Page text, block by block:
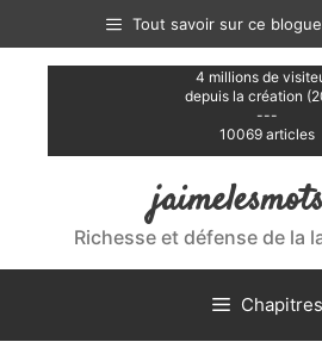
contenu
Tout savoir sur ce
4 millions de
depuis la création
---
10069 articles
Richesse et défense de la
Chapitres